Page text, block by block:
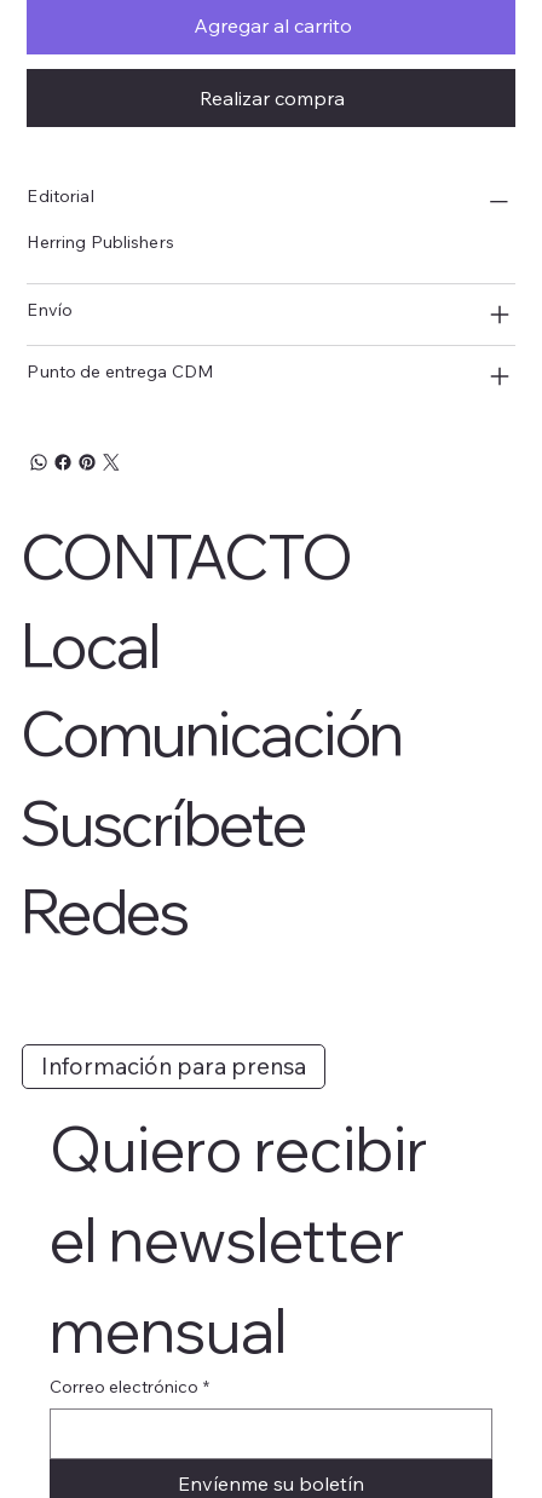
Agregar al carrito
Realizar compra
Editorial
Herring Publishers
Envío
Punto de entrega CDM
Información para prensa
Quiero recibir
el newsletter
mensual
Correo electrónico *
Envíenme su boletín
Redes
Comunicación
Suscríbete
Local
CONTACTO